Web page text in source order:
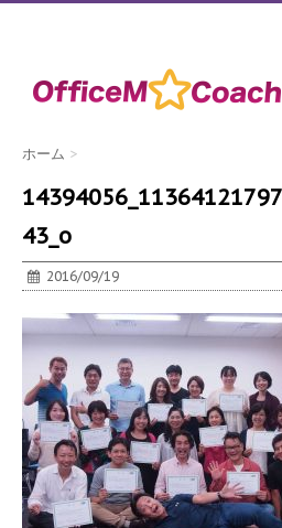
ホーム >
43_o
2016/09/19